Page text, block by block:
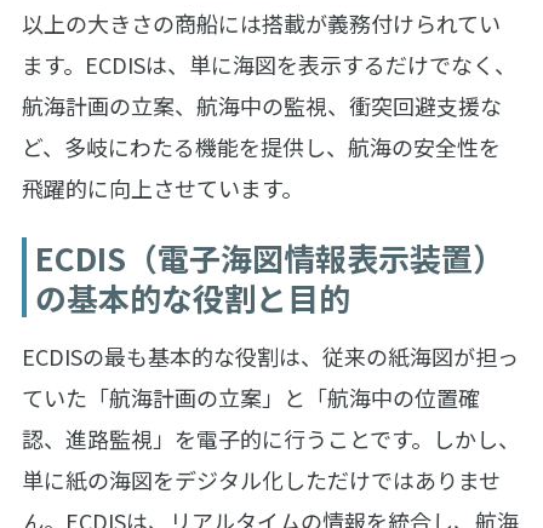
以上の大きさの商船には搭載が義務付けられてい
ます。ECDISは、単に海図を表示するだけでなく、
航海計画の立案、航海中の監視、衝突回避支援な
ど、多岐にわたる機能を提供し、航海の安全性を
飛躍的に向上させています。
ECDIS（電子海図情報表示装置）
の基本的な役割と目的
ECDISの最も基本的な役割は、従来の紙海図が担っ
ていた「航海計画の立案」と「航海中の位置確
認、進路監視」を電子的に行うことです。しかし、
単に紙の海図をデジタル化しただけではありませ
ん。ECDISは、リアルタイムの情報を統合し、航海